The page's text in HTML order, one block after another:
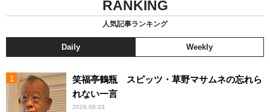
RANKING
人気記事ランキング
Daily Weekly
笑福亭鶴瓶 スピッツ・草野マサムネの忘れら
れない一言
2026.08.03